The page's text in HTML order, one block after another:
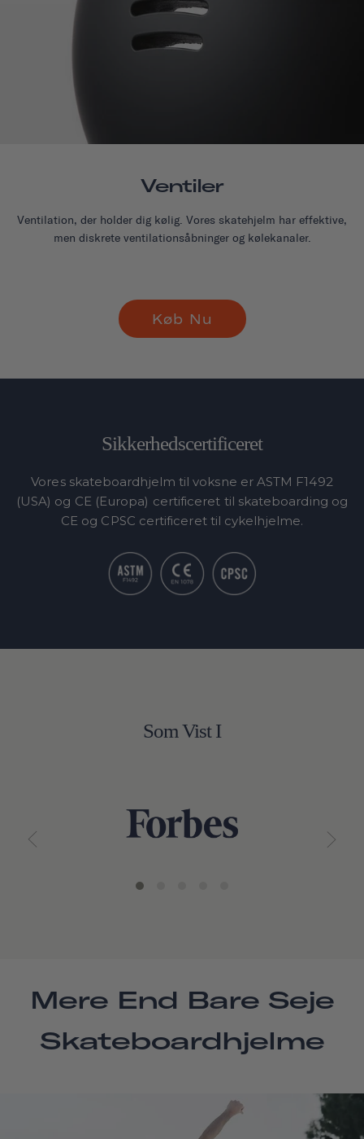
Ventiler
Ventilation, der holder dig kølig. Vores skatehjelm har effektive,
men diskrete ventilationsåbninger og kølekanaler.
Køb Nu
Sikkerhedscertificeret
Vores skateboardhjelm til voksne er ASTM F1492
(USA) og CE (Europa) certificeret til skateboarding og
CE og CPSC certificeret til cykelhjelme.
Som Vist I
Mere End Bare Seje
Skateboardhjelme